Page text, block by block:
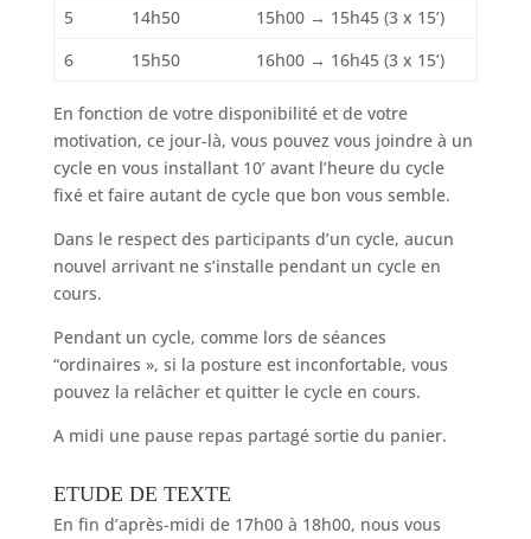
5
14h50
15h00 → 15h45 (3 x 15’)
6
15h50 16h00 → 16h45 (3 x 15’)
En fonction de votre disponibilité et de votre
motivation, ce jour-là, vous pouvez vous joindre à un
cycle en vous installant 10’ avant l’heure du cycle
fixé et faire autant de cycle que bon vous semble.
Dans le respect des participants d’un cycle, aucun
nouvel arrivant ne s’installe pendant un cycle en
cours.
Pendant un cycle, comme lors de séances
“ordinaires », si la posture est inconfortable, vous
pouvez la relâcher et quitter le cycle en cours.
A midi une pause repas partagé sortie du panier.
ETUDE DE TEXTE
En fin d’après-midi de 17h00 à 18h00, nous vous